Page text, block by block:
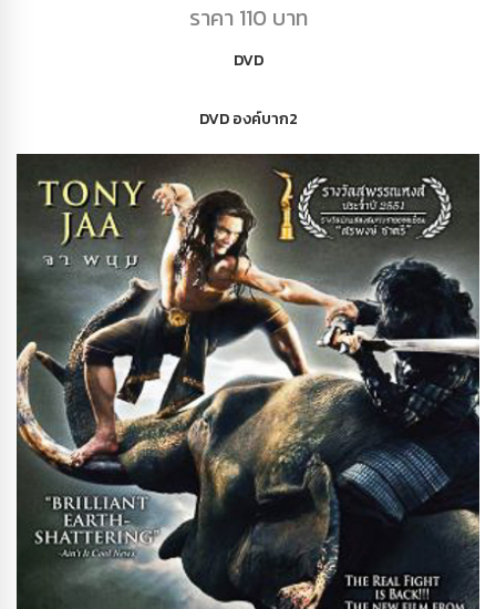
ราคา 110 บาท
DVD
DVD องค์บาก2